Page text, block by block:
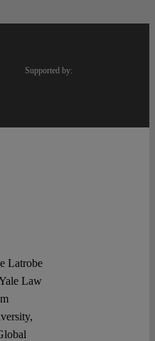
Supported by:
Latrobe
Law